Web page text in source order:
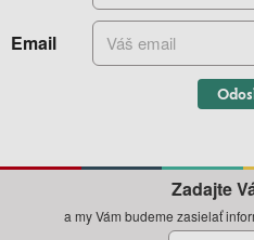
Email
Zadajte
a my Vám budeme zasielať